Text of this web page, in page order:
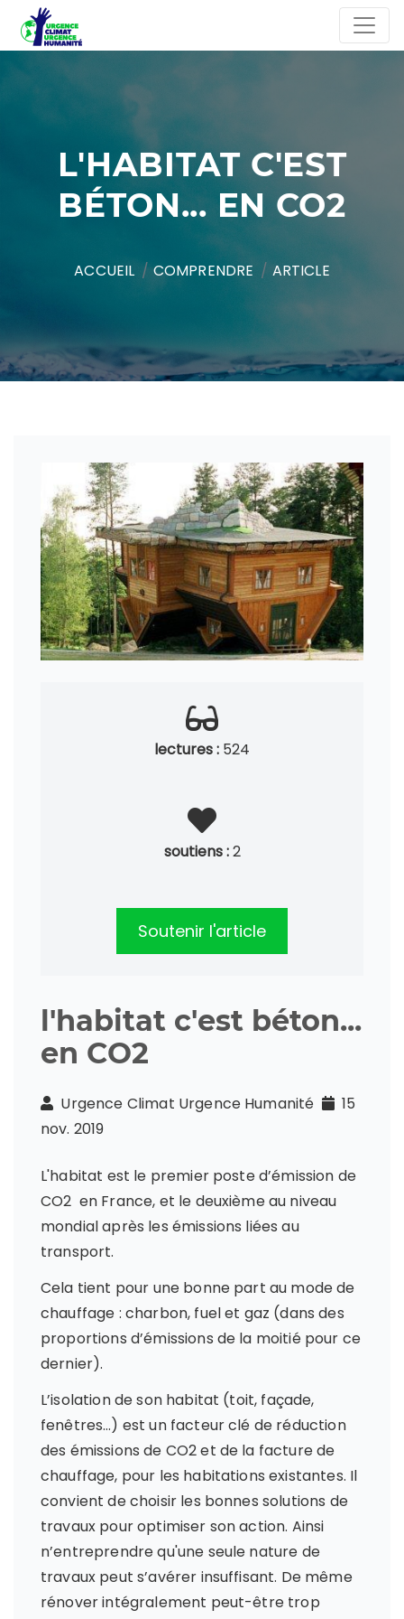
L'HABITAT C'EST
BÉTON... EN CO2
ACCUEIL COMPRENDRE ARTICLE
lectures : 524
soutiens :2
Soutenir l'article
l'habitat c'est béton...
en CO2
Urgence Climat Urgence Humanité
15
nov. 2019
L'habitat est le premier poste d’émission de
CO2 en France, et le deuxième au niveau
mondial après les émissions liées au
transport.
Cela tient pour une bonne part au mode de
chauffage : charbon, fuel et gaz (dans des
proportions d’émissions de la moitié pour ce
dernier).
L’isolation de son habitat (toit, façade,
fenêtres…) est un facteur clé de réduction
des émissions de CO2 et de la facture de
chauffage, pour les habitations existantes. Il
convient de choisir les bonnes solutions de
travaux pour optimiser son action. Ainsi
n’entreprendre qu'une seule nature de
travaux peut s’avérer insuffisant. De même
rénover intégralement peut-être trop